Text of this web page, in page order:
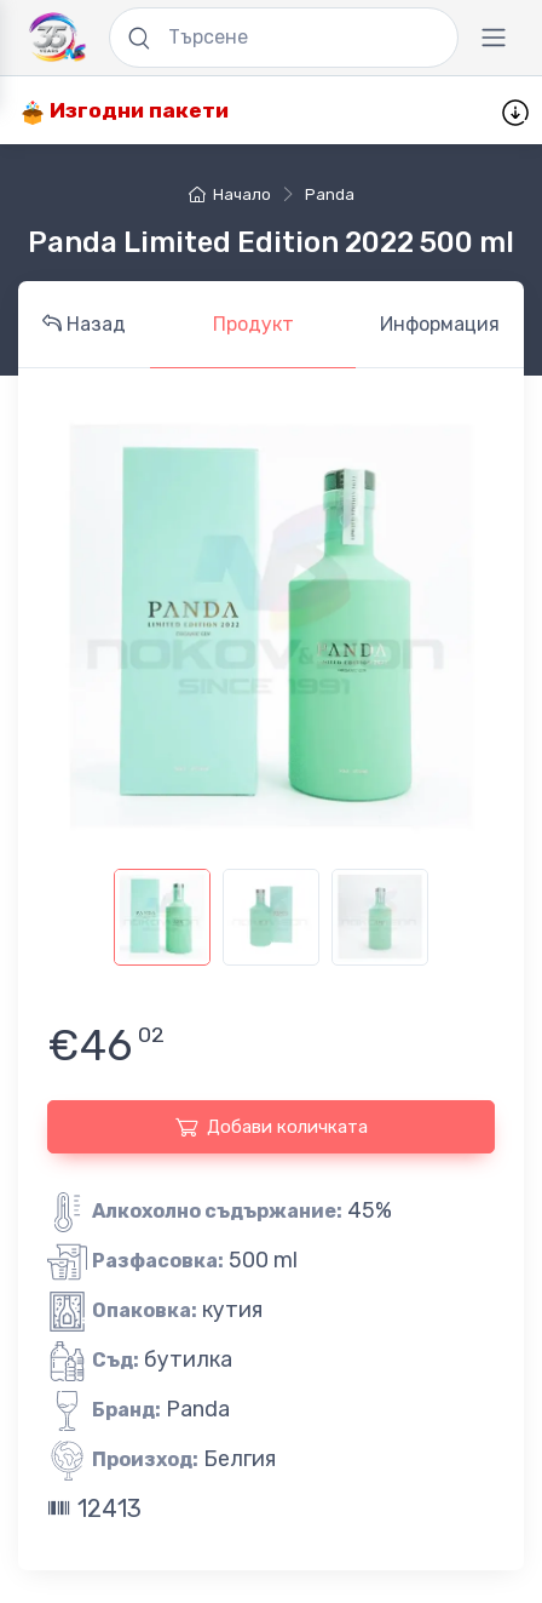
Изгодни пакети
Начало Panda
Panda Limited Edition 2022 500 ml
Назад Продукт Информация
€46 02
Добави количката
Алкохолно съдържание: 45%
Разфасовка: 500 ml
Опаковка: кутия
Съд: бутилка
Бранд: Panda
Произход: Белгия
12413